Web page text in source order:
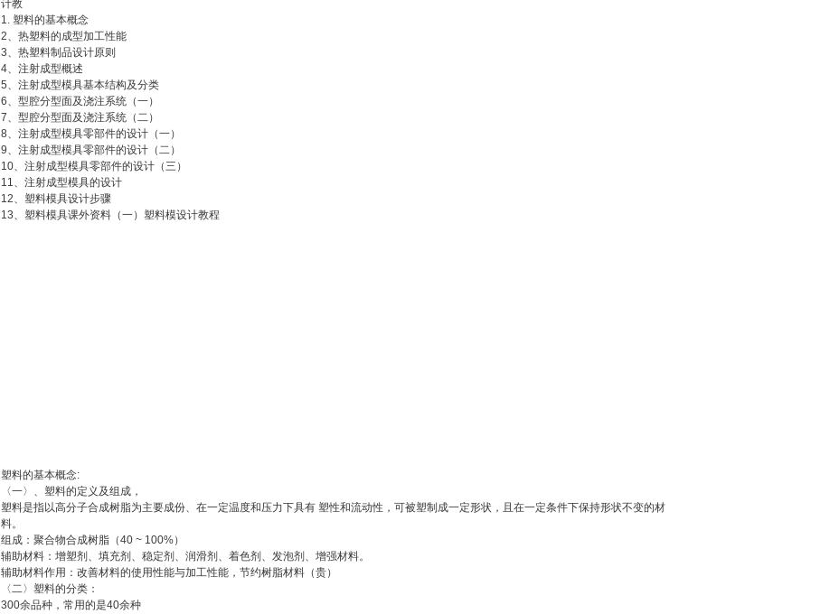
计教
1. 塑料的基本概念
2、热塑料的成型加工性能
3、热塑料制品设计原则
4、注射成型概述
5、注射成型模具基本结构及分类
6、型腔分型面及浇注系统（一）
7、型腔分型面及浇注系统（二）
8、注射成型模具零部件的设计（一）
9、注射成型模具零部件的设计（二）
10、注射成型模具零部件的设计（三）
11、注射成型模具的设计
12、塑料模具设计步骤
13、塑料模具课外资料（一）塑料模设计教程
塑料的基本概念:
〈一〉、塑料的定义及组成，
塑料是指以高分子合成树脂为主要成份、在一定温度和压力下具有 塑性和流动性，可被塑制成一定形状，且在一定条件下保持形状不变的材
料。
组成：聚合物合成树脂（40 ~ 100%）
辅助材料：增塑剂、填充剂、稳定剂、润滑剂、着色剂、发泡剂、增强材料。
辅助材料作用：改善材料的使用性能与加工性能，节约树脂材料（贵）
〈二〉塑料的分类：
300余品种，常用的是40余种